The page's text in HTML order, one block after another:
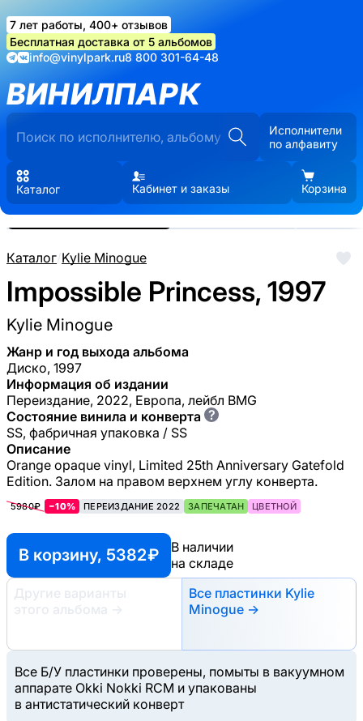
7 лет работы, 400+ отзывов
Бесплатная доставка от 5 альбомов
info@vinylpark.ru8 800 301-64-48
ВИНИЛПАРК
Исполнители
по алфавиту
Каталог Кабинет и заказы Корзина
Каталог/Kylie Minogue
Impossible Princess, 1997
Kylie Minogue
Жанр и год выхода альбома
Диско, 1997
Информация об издании
Переиздание, 2022, Европа, лейбл BMG
Состояние винила и конверта ?
SS, фабричная упаковка / SS
Описание
Orange opaque vinyl, Limited 25th Anniversary Gatefold
Edition. Залом на правом верхнем углу конверта.
5980₽ −10% ПЕРЕИЗДАНИЕ 2022 ЗАПЕЧАТАН ЦВЕТНОЙ
В корзину, 5382 ₽
В наличии
на складе
Другие варианты
этого альбома
→
Все пластинки Kylie
Minogue →
Все Б/У пластинки проверены, помыты в вакуумном
аппарате Okki Nokki RCM и упакованы
в антистатический конверт
Реальные фото пластинки.
Нажмите, чтобы увеличить